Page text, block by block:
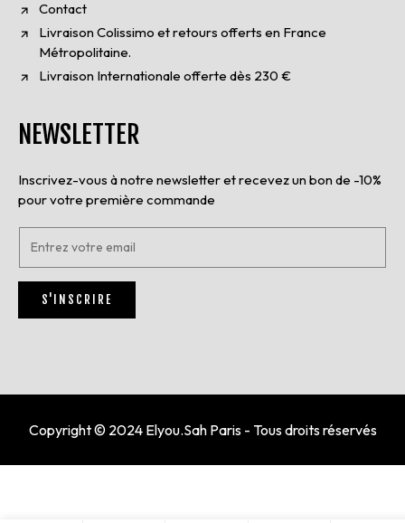
Contact
Livraison Colissimo et retours offerts en France
Métropolitaine.
Livraison Internationale offerte dès 230 €
NEWSLETTER
Inscrivez-vous à notre newsletter et recevez un bon de -10%
pour votre première commande
E
t
r
z
S'INSCRIRE
Copyright © 2024 Elyou.Sah Paris - Tous droits réservés